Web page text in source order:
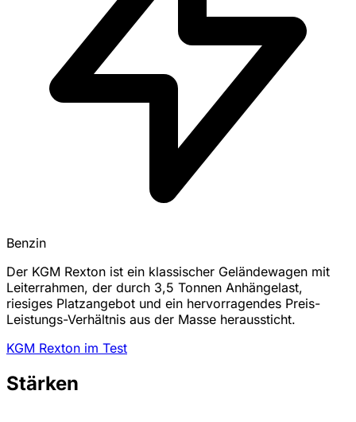
Benzin
Der KGM Rexton ist ein klassischer Geländewagen mit
Leiterrahmen, der durch 3,5 Tonnen Anhängelast,
riesiges Platzangebot und ein hervorragendes Preis-
Leistungs-Verhältnis aus der Masse heraussticht.
KGM Rexton im Test
Stärken